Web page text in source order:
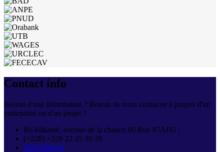
Contact info
Besoin d'une information ? Besoin de nous contacter à propos d'un
partenariat ou d'un projet ?
Bè-klikamé, avenue de la chance 60 Rue 87AFG ;
(+228) +228 22 25 39 39
info@faiej.tg